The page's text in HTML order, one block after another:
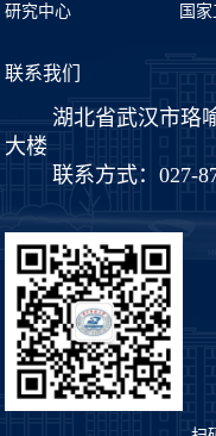
研究中心
国
联系我们
湖北省武汉市珞喻
大楼
联系方式：027-